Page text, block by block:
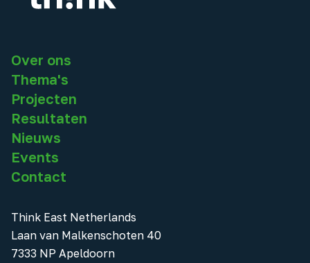
Over ons
Thema's
Projecten
Resultaten
Nieuws
Events
Contact
Think East Netherlands
Laan van Malkenschoten 40
7333 NP Apeldoorn